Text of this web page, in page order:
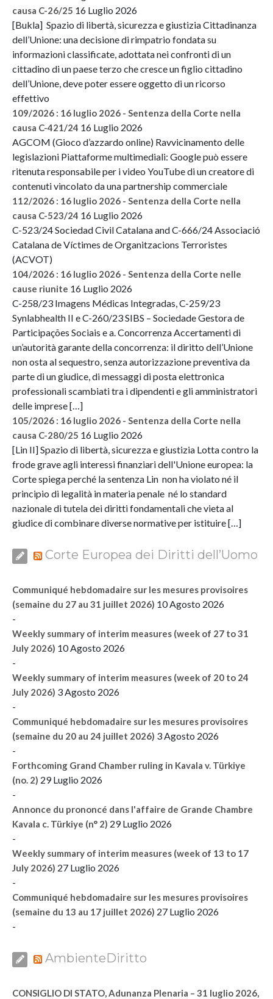
causa C-26/25 16 Luglio 2026
[Bukla] Spazio di libertà, sicurezza e giustizia Cittadinanza
dell’Unione: una decisione di rimpatrio fondata su
informazioni classificate, adottata nei confronti di un
cittadino di un paese terzo che cresce un figlio cittadino
dell’Unione, deve poter essere oggetto di un ricorso
effettivo
109/2026 : 16 luglio 2026 - Sentenza della Corte nella
causa C-421/24 16 Luglio 2026
AGCOM (Gioco d’azzardo online) Ravvicinamento delle
legislazioni Piattaforme multimediali: Google può essere
ritenuta responsabile per i video YouTube di un creatore di
contenuti vincolato da una partnership commerciale
112/2026 : 16 luglio 2026 - Sentenza della Corte nella
causa C-523/24 16 Luglio 2026
C-523/24 Sociedad Civil Catalana and C-666/24 Associació
Catalana de Víctimes de Organitzacions Terroristes
(ACVOT)
104/2026 : 16 luglio 2026 - Sentenza della Corte nelle
cause riunite 16 Luglio 2026
C-258/23 Imagens Médicas Integradas, C-259/23
Synlabhealth II e C-260/23 SIBS – Sociedade Gestora de
Participações Sociais e a. Concorrenza Accertamenti di
un’autorità garante della concorrenza: il diritto dell’Unione
non osta al sequestro, senza autorizzazione preventiva da
parte di un giudice, di messaggi di posta elettronica
professionali scambiati tra i dipendenti e gli amministratori
delle imprese […]
105/2026 : 16 luglio 2026 - Sentenza della Corte nella
causa C-280/25 16 Luglio 2026
[Lin II] Spazio di libertà, sicurezza e giustizia Lotta contro la
frode grave agli interessi finanziari dell'Unione europea: la
Corte spiega perché la sentenza Lin non ha violato né il
principio di legalità in materia penale né lo standard
nazionale di tutela dei diritti fondamentali che vieta al
giudice di combinare diverse normative per istituire […]
Corte Europea dei Diritti dell’Uomo
Communiqué hebdomadaire sur les mesures provisoires
(semaine du 27 au 31 juillet 2026) 10 Agosto 2026
-
Weekly summary of interim measures (week of 27 to 31
July 2026) 10 Agosto 2026
-
Weekly summary of interim measures (week of 20 to 24
July 2026) 3 Agosto 2026
-
Communiqué hebdomadaire sur les mesures provisoires
(semaine du 20 au 24 juillet 2026) 3 Agosto 2026
-
Forthcoming Grand Chamber ruling in Kavala v. Türkiye
(no. 2) 29 Luglio 2026
-
Annonce du prononcé dans l'affaire de Grande Chambre
Kavala c. Türkiye (n° 2) 29 Luglio 2026
-
Weekly summary of interim measures (week of 13 to 17
July 2026) 27 Luglio 2026
-
Communiqué hebdomadaire sur les mesures provisoires
(semaine du 13 au 17 juillet 2026) 27 Luglio 2026
-
AmbienteDiritto
CONSIGLIO DI STATO, Adunanza Plenaria – 31 luglio 2026,